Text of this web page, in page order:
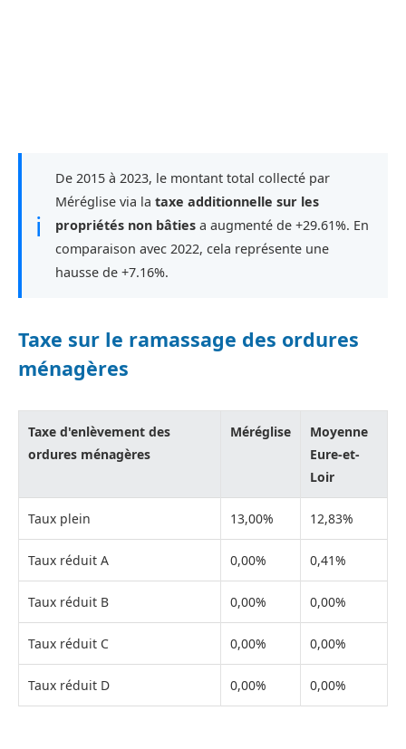
ℹ
De 2015 à 2023, le montant total collecté par
Méréglise via la taxe additionnelle sur les
propriétés non bâties a augmenté de +29.61%. En
comparaison avec 2022, cela représente une
hausse de +7.16%.
Taxe sur le ramassage des ordures
ménagères
Taxe d'enlèvement des
ordures ménagères
Méréglise
Moyenne
Eure-et-
Loir
Taux plein 13,00% 12,83%
Taux réduit A 0,00% 0,41%
Taux réduit B 0,00% 0,00%
Taux réduit C 0,00% 0,00%
Taux réduit D 0,00% 0,00%